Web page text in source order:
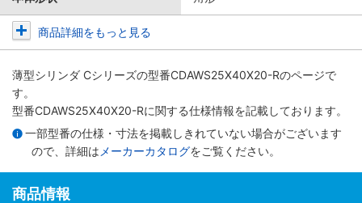
商品詳細をもっと見る
薄型シリンダ Cシリーズの型番CDAWS25X40X20-Rのページで
す。
型番CDAWS25X40X20-Rに関する仕様情報を記載しております。
一部型番の仕様・寸法を掲載しきれていない場合がございます
ので、詳細は メーカーカタログをご覧ください。
商品情報